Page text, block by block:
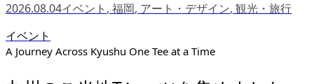
2026.08.04イベント , 福岡, アート・デザイン, 観光・旅行
イベント
A Journey Across Kyushu One Tee at a Time